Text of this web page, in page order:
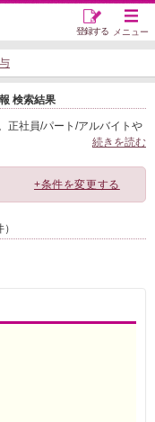
メニュー
登録する
検索結果
正社員/パート/アルバイトや
続きを読む
+条件を変更する